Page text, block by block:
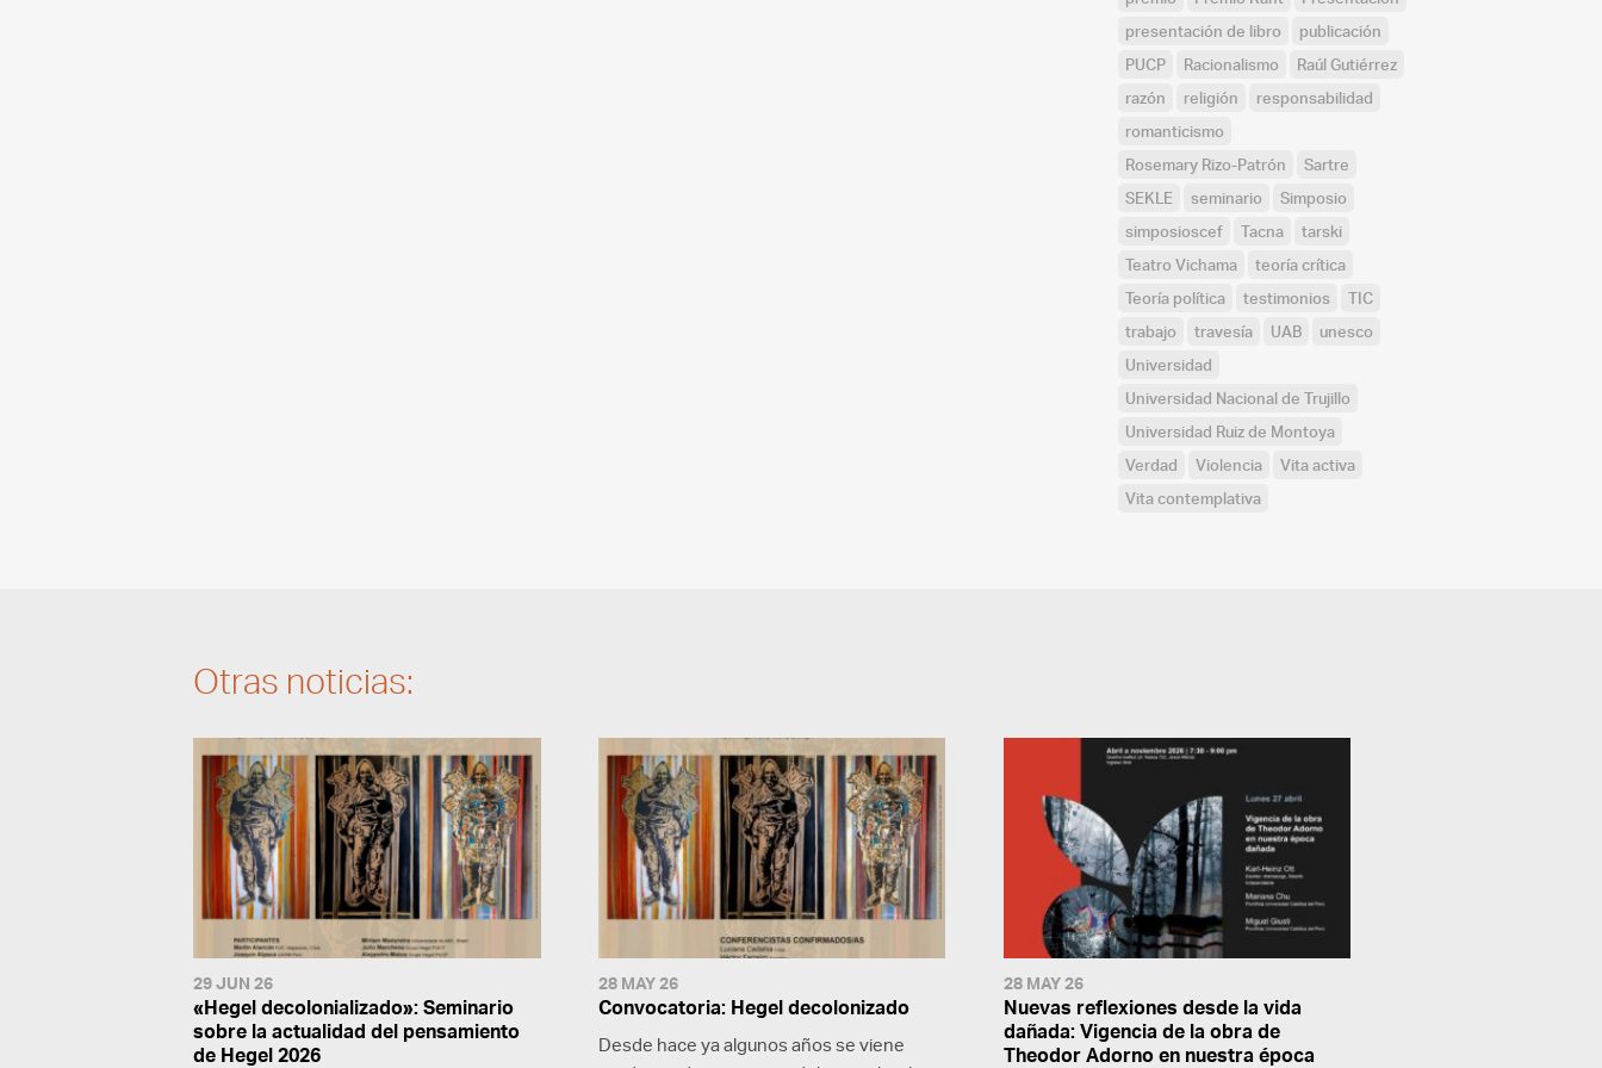
presentación de libro
publicación
PUCP
Racionalismo
Raúl Gutiérrez
razón
religión
responsabilidad
romanticismo
Rosemary Rizo-Patrón
Sartre
SEKLE
seminario
Simposio
simposioscef
Tacna
tarski
Teatro Vichama
teoría crítica
Teoría política
testimonios
TIC
trabajo
travesía UAB
unesco
Universidad
Universidad Nacional de Trujillo
Universidad Ruiz de Montoya
Verdad
Violencia
Vita activa
Vita contemplativa
Otras noticias:
29 JUN 26
«Hegel decolonializado»: Seminario
sobre la actualidad del pensamiento
de Hegel 2026
28 MAY 26
Convocatoria: Hegel decolonizado
Desde hace ya algunos años se viene
28 MAY 26
Nuevas reflexiones desde la vida
dañada: Vigencia de la obra de
Theodor Adorno en nuestra época